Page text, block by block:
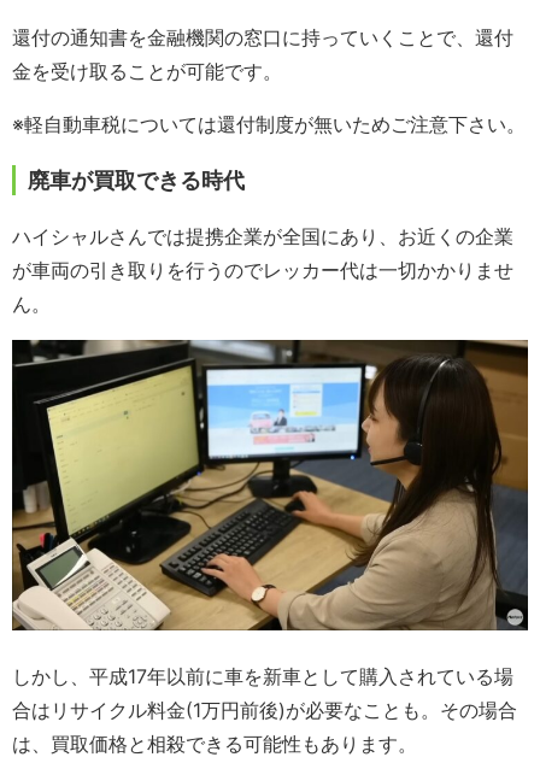
還付の通知書を金融機関の窓口に持っていくことで、還付
金を受け取ることが可能です。
※軽自動車税については還付制度が無いためご注意下さい。
廃車が買取できる時代
ハイシャルさんでは提携企業が全国にあり、お近くの企業
が車両の引き取りを行うのでレッカー代は一切かかりませ
ん。
しかし、平成17年以前に車を新車として購入されている場
合はリサイクル料金(1万円前後)が必要なことも。その場合
は、買取価格と相殺できる可能性もあります。